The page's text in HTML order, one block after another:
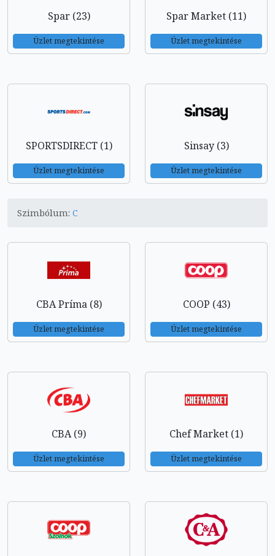
Spar (23)
Üzlet megtekintése
Spar Market (11)
Üzlet megtekintése
SPORTSDIRECT (1)
Üzlet megtekintése
Sinsay (3)
Üzlet megtekintése
Szimbólum: C
CBA Príma (8)
Üzlet megtekintése
COOP (43)
Üzlet megtekintése
CBA (9)
Üzlet megtekintése
Chef Market (1)
Üzlet megtekintése